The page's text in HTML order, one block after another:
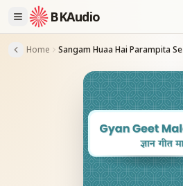
BKAudio
Home Sangam Huaa Hai Parampita Se